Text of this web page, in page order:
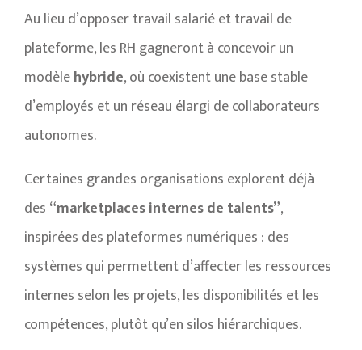
Au lieu d’opposer travail salarié et travail de
plateforme, les RH gagneront à concevoir un
modèlehybride, où coexistent une base stable
d’employés et un réseau élargi de collaborateurs
autonomes.
Certaines grandes organisations explorent déjà
des “marketplaces internes de talents”,
inspirées des plateformes numériques : des
systèmes qui permettent d’affecter les ressources
internes selon les projets, les disponibilités et les
compétences, plutôt qu’en silos hiérarchiques.